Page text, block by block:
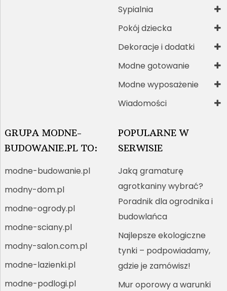
Sypialnia
Pokój dziecka
Dekoracje i dodatki
Modne gotowanie
Modne wyposażenie
Wiadomości
GRUPA MODNE-
BUDOWANIE.PL TO:
modne-budowanie.pl
modny-dom.pl
modne-ogrody.pl
modne-sciany.pl
modny-salon.com.pl
modne-lazienki.pl
modne-podlogi.pl
POPULARNE W
SERWISIE
Jaką gramaturę
agrotkaniny wybrać?
Poradnik dla ogrodnika i
budowlańca
Najlepsze ekologiczne
tynki – podpowiadamy,
gdzie je zamówisz!
Mur oporowy a warunki